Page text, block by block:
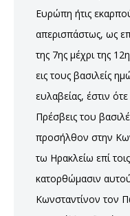
Ευρώπη ήτις
απερισπάστως, ως
της 7ης μέχρι της
εις τους βασιλείς
ευλαβείας, έστιν
Πρέσβεις του
προσήλθον στην
τω Ηρακλείω επί
κατορθώμασιν
Κωνσταντίνον τον